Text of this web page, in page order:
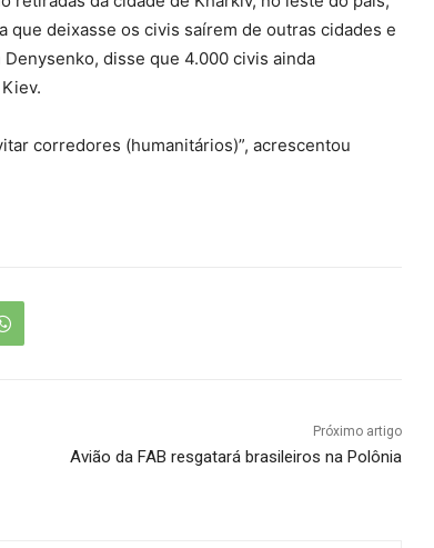
que deixasse os civis saírem de outras cidades e
disse que 4.000 civis ainda
corredores (humanitários)”, acrescentou
Próximo artigo
Avião da FAB resgatará brasileiros na Polônia